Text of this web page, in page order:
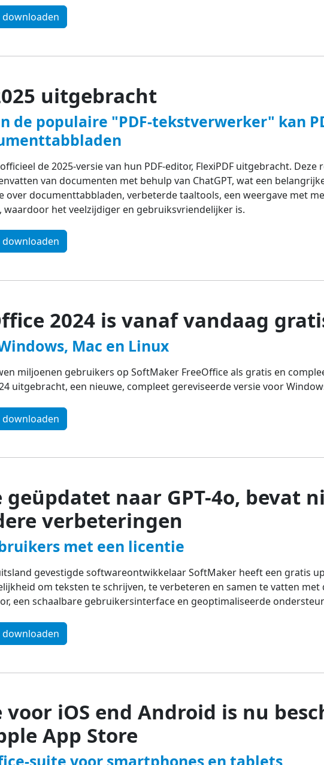
uitgebracht
de populaire "PDF-tekstverwerker" kan
de 2025-versie van hun PDF-editor, FlexiPDF uitgebracht.
van documenten met behulp van ChatGPT, wat een
over documenttabbladen, verbeterde taaltools, een weergave met
het veelzijdiger en gebruiksvriendelijker is.
2024 is vanaf vandaag
Mac en Linux
miljoenen gebruikers op SoftMaker FreeOffice als gratis en
uitgebracht, een nieuwe, compleet gereviseerde versie voor
naar GPT-4o, bevat
verbeteringen
met een licentie
gevestigde softwareontwikkelaar SoftMaker heeft een gratis
om teksten te schrijven, te verbeteren en samen te vatten met
een schaalbare gebruikersinterface en geoptimaliseerde
iOS end Android is nu
App Store